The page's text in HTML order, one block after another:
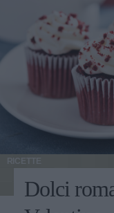
RICETTE
Dolci